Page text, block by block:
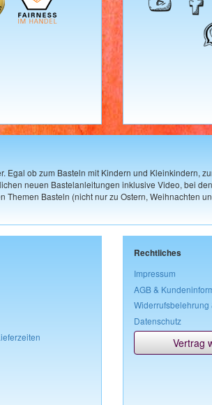
ob zum Basteln mit Kindern und Kleinkindern,
neuen Bastelanleitungen inklusive Video, bei
Basteln (nicht nur zu Ostern, Weihnachten
Rechtliches
Impressum
AGB &
Widerrufsbelehrung
Datenschutz
Vertrag